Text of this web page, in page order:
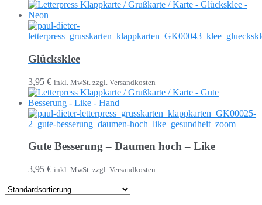
Glücksklee
3,95 € inkl. MwSt. zzgl. Versandkosten
Gute Besserung – Daumen hoch – Like
3,95 € inkl. MwSt. zzgl. Versandkosten